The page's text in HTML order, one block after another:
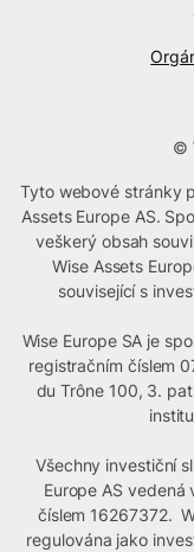
©
Tyto webové stránky
Assets Europe AS.
veškerý obsah
Wise Assets
související s
Wise Europe SA je
registračním číslem
du Trône 100, 3.
Všechny investiční
Europe AS
číslem 16267372.
regulována jako